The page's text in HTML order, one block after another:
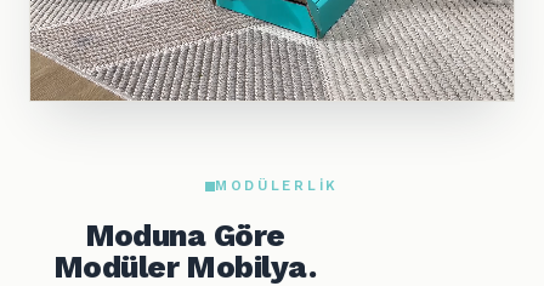
MODÜLERLIK
Moduna Göre
Modüler Mobilya.